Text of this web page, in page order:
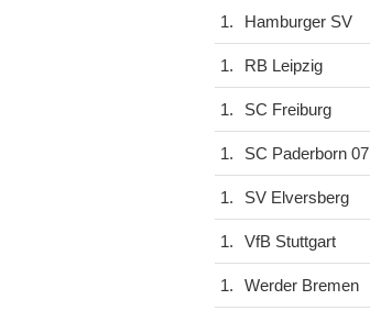
1. Hamburger SV
1. RB Leipzig
1. SC Freiburg
1. SC Paderborn 07
1. SV Elversberg
1. VfB Stuttgart
1. Werder Bremen